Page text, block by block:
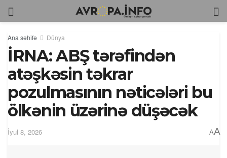
Ana səhifə Dünya
İRNA: ABŞ tərəfindən
atəşkəsin təkrar
pozulmasının nəticələri bu
ölkənin üzərinə düşəcək
İyul 8, 2026 AA